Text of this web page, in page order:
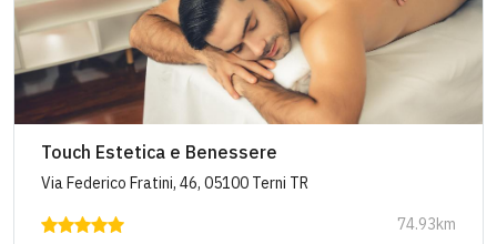
Touch Estetica e Benessere
Via Federico Fratini, 46, 05100 Terni TR
74.93km